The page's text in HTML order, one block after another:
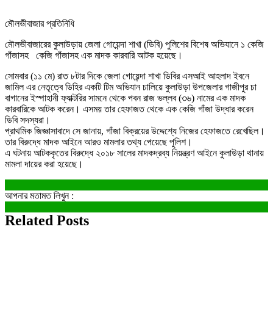
মৌলভীবাজার প্রতিনিধি
মৌলভীবাজারের কুলাউড়ায় জেলা গোয়েন্দা শাখা (ডিবি) পুলিশের বিশেষ অভিযানে ১ কেজি
গাঁজাসহ কেজি গাঁজাসহ এক মাদক কারবারি আটক হয়েছে।
সোমবার (১১ মে) রাত ৮টার দিকে জেলা গোয়েন্দা শাখা ডিবির এসআই আহলাদ ইবনে
জামিল এর নেতৃত্বে ডিহির একটি টিম অভিযান চালিয়ে কুলাউড়া উপজেলার গাজীপুর চা
বাগানের ইস্পাহানী ফ্যাক্টরির সামনে থেকে পবন রাজ ভল্লব (৩৬) নামের এক মাদক
কারবারিকে আটক করেন। এসময় তার হেফাজত থেকে এক কেজি গাঁজা উদ্ধার করেন
ডিবি সদস্যরা।
প্রাথমিক জিজ্ঞাসাবাদে সে জানায়, গাঁজা বিক্রয়ের উদ্দেশ্যে নিজের হেফাজতে রেখেছিল।
তার বিরুদ্ধে মাদক আইনে আরও মামলার তথ্য পেয়েছে পুলিশ।
এ ঘটনায় আটককৃতের বিরুদ্ধে ২০১৮ সালের মাদকদ্রব্য নিয়ন্ত্রণ আইনে কুলাউড়া থানায়
মামলা দায়ের করা হয়েছে।
আপনার মতামত লিখুন :
Related Posts